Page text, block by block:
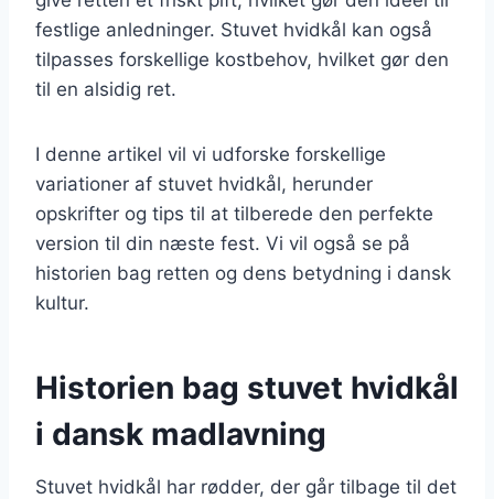
festlige anledninger. Stuvet hvidkål kan også
tilpasses forskellige kostbehov, hvilket gør den
til en alsidig ret.
I denne artikel vil vi udforske forskellige
variationer af stuvet hvidkål, herunder
opskrifter og tips til at tilberede den perfekte
version til din næste fest. Vi vil også se på
historien bag retten og dens betydning i dansk
kultur.
Historien bag stuvet hvidkål
i dansk madlavning
Stuvet hvidkål har rødder, der går tilbage til det